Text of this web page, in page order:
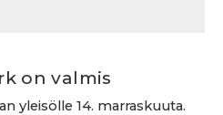
on valmis
yleisölle 14. marraskuuta.